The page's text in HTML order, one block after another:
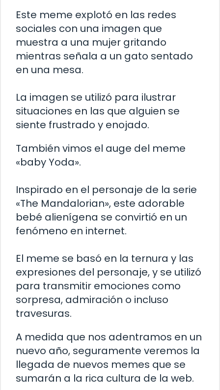
Este meme explotó en las redes
sociales con una imagen que
muestra a una mujer gritando
mientras señala a un gato sentado
en una mesa.
La imagen se utilizó para ilustrar
situaciones en las que alguien se
siente frustrado y enojado.
También vimos el auge del meme
«baby Yoda».
Inspirado en el personaje de la serie
«The Mandalorian», este adorable
bebé alienígena se convirtió en un
fenómeno en internet.
El meme se basó en la ternura y las
expresiones del personaje, y se utilizó
para transmitir emociones como
sorpresa, admiración o incluso
travesuras.
A medida que nos adentramos en un
nuevo año, seguramente veremos la
llegada de nuevos memes que se
sumarán a la rica cultura de la web.